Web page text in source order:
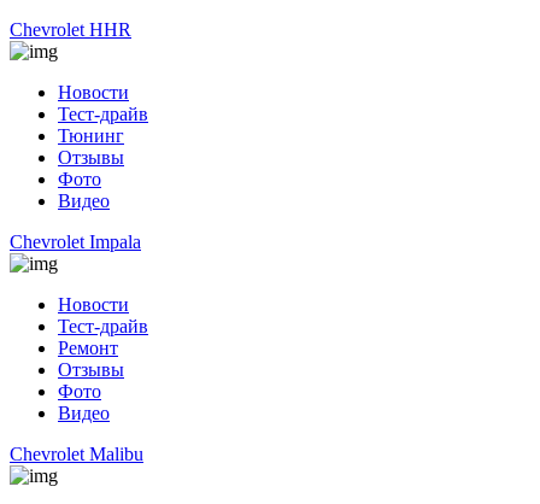
Chevrolet HHR
Новости
Тест-драйв
Тюнинг
Отзывы
Фото
Видео
Chevrolet Impala
Новости
Тест-драйв
Ремонт
Отзывы
Фото
Видео
Chevrolet Malibu